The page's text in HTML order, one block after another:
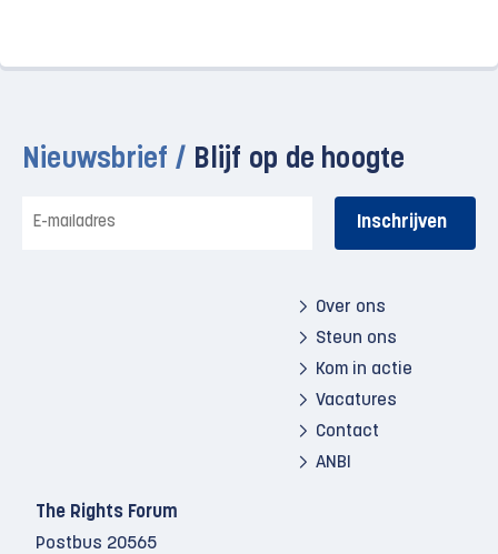
Nieuwsbrief / Blijf op de hoogte
mailadres
Over ons
Steun ons
Kom in actie
Vacatures
Contact
ANBI
The Rights Forum
Postbus 20565